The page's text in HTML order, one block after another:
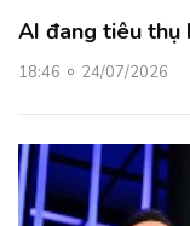
AI đang tiêu thụ
18:46 24/07/2026